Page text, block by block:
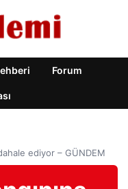
Forum
ediyor – GÜNDEM